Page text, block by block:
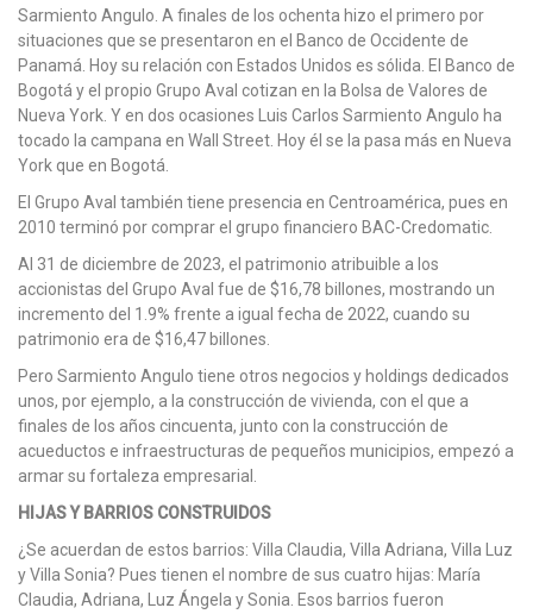
Sarmiento Angulo. A finales de los ochenta hizo el primero por
situaciones que se presentaron en el Banco de Occidente de
Panamá. Hoy su relación con Estados Unidos es sólida. El Banco de
Bogotá y el propio Grupo Aval cotizan en la Bolsa de Valores de
Nueva York. Y en dos ocasiones Luis Carlos Sarmiento Angulo ha
tocado la campana en Wall Street. Hoy él se la pasa más en Nueva
York que en Bogotá.
El Grupo Aval también tiene presencia en Centroamérica, pues en
2010 terminó por comprar el grupo financiero BAC-Credomatic.
Al 31 de diciembre de 2023, el patrimonio atribuible a los
accionistas del Grupo Aval fue de $16,78 billones, mostrando un
incremento del 1.9% frente a igual fecha de 2022, cuando su
patrimonio era de $16,47 billones.
Pero Sarmiento Angulo tiene otros negocios y holdings dedicados
unos, por ejemplo, a la construcción de vivienda, con el que a
finales de los años cincuenta, junto con la construcción de
acueductos e infraestructuras de pequeños municipios, empezó a
armar su fortaleza empresarial.
HIJAS Y BARRIOS CONSTRUIDOS
¿Se acuerdan de estos barrios: Villa Claudia, Villa Adriana, Villa Luz
y Villa Sonia? Pues tienen el nombre de sus cuatro hijas: María
Claudia, Adriana, Luz Ángela y Sonia. Esos barrios fueron